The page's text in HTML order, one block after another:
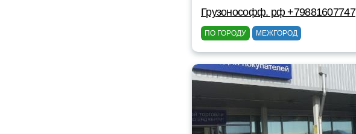
Грузонософф. рф +79881607747
ПО ГОРОДУ МЕЖГОРОД